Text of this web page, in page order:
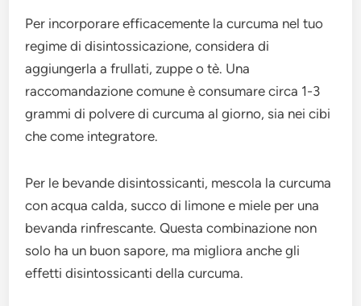
Per incorporare efficacemente la curcuma nel tuo
regime di disintossicazione, considera di
aggiungerla a frullati, zuppe o tè. Una
raccomandazione comune è consumare circa 1-3
grammi di polvere di curcuma al giorno, sia nei cibi
che come integratore.
Per le bevande disintossicanti, mescola la curcuma
con acqua calda, succo di limone e miele per una
bevanda rinfrescante. Questa combinazione non
solo ha un buon sapore, ma migliora anche gli
effetti disintossicanti della curcuma.